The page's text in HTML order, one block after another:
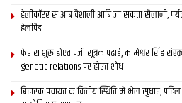
हेलीकॉप्टर स आब वैशाली आबि जा सकता सैलानी,
हेलीपैड
फेर स शुरू होएत पंजी सूत्रक पढाई, कामेश्वर सिंह
genetic relations पर होएत शोध
बिहारक पंचायत क वित्‍तीय स्थिति मे भेल सुधार,